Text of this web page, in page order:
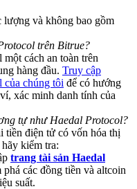
pool
USDT
lượng và không bao gồm
trên Bitrue?
cách an toàn trên
hàng đầu. Truy cập
của chúng tôi để có hướng
xác minh danh tính của
tự như Haedal Protocol?
tiền điện tử có vốn hóa thị
kiểm tra:
trang tài sản Haedal
các đồng tiền và altcoin
suất.